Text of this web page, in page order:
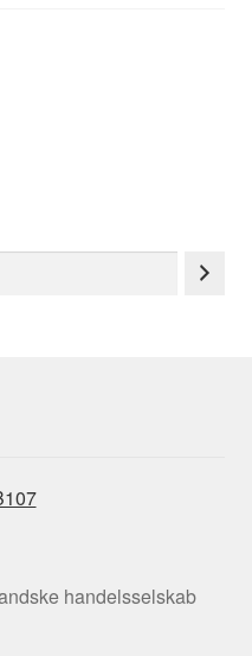
handelsselskab